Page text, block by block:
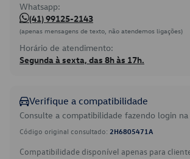
Whatsapp:
(41) 99125-2143
(apenas mensagens de texto, não atendemos ligações)
Horário de atendimento:
Segunda à sexta, das 8h às 17h.
Verifique a compatibilidade
Consulte a compatibilidade fazendo login
Código original consultado: 2H6805471A
Compatibilidade disponível apenas para